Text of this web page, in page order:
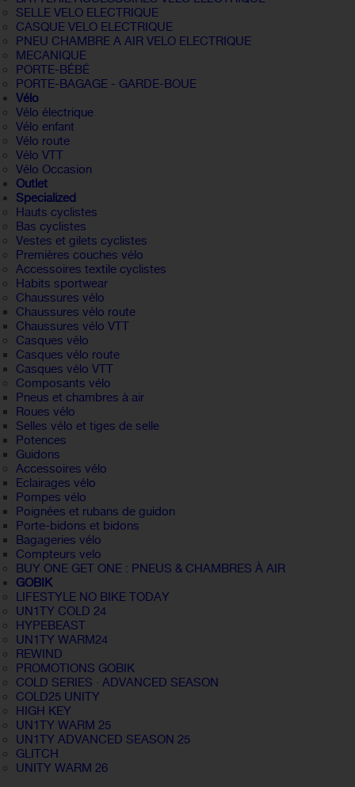
SELLE VELO ELECTRIQUE
CASQUE VELO ELECTRIQUE
PNEU CHAMBRE A AIR VELO ELECTRIQUE
MECANIQUE
PORTE-BÉBÉ
PORTE-BAGAGE - GARDE-BOUE
Vélo
Vélo électrique
Vélo enfant
Vélo route
Vélo VTT
Vélo Occasion
Outlet
Specialized
Hauts cyclistes
Bas cyclistes
Vestes et gilets cyclistes
Premières couches vélo
Accessoires textile cyclistes
Habits sportwear
Chaussures vélo
Chaussures vélo route
Chaussures vélo VTT
Casques vélo
Casques vélo route
Casques vélo VTT
Composants vélo
Pneus et chambres à air
Roues vélo
Selles vélo et tiges de selle
Potences
Guidons
Accessoires vélo
Eclairages vélo
Pompes vélo
Poignées et rubans de guidon
Porte-bidons et bidons
Bagageries vélo
Compteurs velo
BUY ONE GET ONE : PNEUS & CHAMBRES À AIR
GOBIK
LIFESTYLE NO BIKE TODAY
UN1TY COLD 24
HYPEBEAST
UN1TY WARM24
REWIND
PROMOTIONS GOBIK
COLD SERIES · ADVANCED SEASON
COLD25 UNITY
HIGH KEY
UN1TY WARM 25
UN1TY ADVANCED SEASON 25
GLITCH
UNITY WARM 26